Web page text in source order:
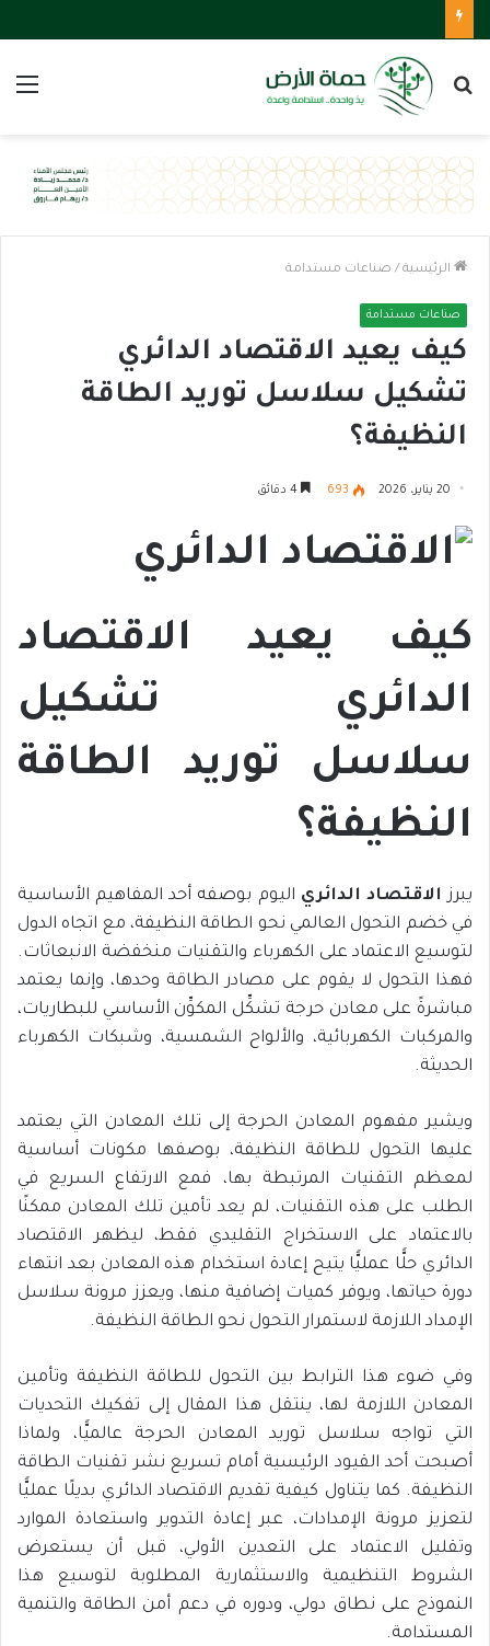
بحث
الرئيسية / صناعات مستدامة
صناعات مستدامة
كيف يعيد الاقتصاد الدائري
تشكيل سلاسل توريد الطاقة
النظيفة؟
20 يناير، 2026 693
كيف يعيد الاقتصاد
الدائري تشكيل
سلاسل توريد الطاقة
النظيفة؟
يبرز الاقتصاد الدائري اليوم بوصفه أحد المفاهيم الأساسية
في خضم التحول العالمي نحو الطاقة النظيفة، مع اتجاه الدول
لتوسيع الاعتماد على الكهرباء والتقنيات منخفضة الانبعاثات.
فهذا التحول لا يقوم على مصادر الطاقة وحدها، وإنما يعتمد
مباشرةً على معادن حرجة تشكِّل المكوِّن الأساسي للبطاريات،
والمركبات الكهربائية، والألواح الشمسية، وشبكات الكهرباء
الحديثة.
ويشير مفهوم المعادن الحرجة إلى تلك المعادن التي يعتمد
عليها التحول للطاقة النظيفة، بوصفها مكونات أساسية
لمعظم التقنيات المرتبطة بها، فمع الارتفاع السريع في
الطلب على هذه التقنيات، لم يعد تأمين تلك المعادن ممكنًا
بالاعتماد على الاستخراج التقليدي فقط، ليظهر الاقتصاد
الدائري حلًّا عمليًّا يتيح إعادة استخدام هذه المعادن بعد انتهاء
دورة حياتها، ويوفر كميات إضافية منها، ويعزز مرونة سلاسل
الإمداد اللازمة لاستمرار التحول نحو الطاقة النظيفة.
وفي ضوء هذا الترابط بين التحول للطاقة النظيفة وتأمين
المعادن اللازمة لها، ينتقل هذا المقال إلى تفكيك التحديات
التي تواجه سلاسل توريد المعادن الحرجة عالميًّا، ولماذا
أصبحت أحد القيود الرئيسية أمام تسريع نشر تقنيات الطاقة
النظيفة. كما يتناول كيفية تقديم الاقتصاد الدائري بديلًا عمليًّا
لتعزيز مرونة الإمدادات، عبر إعادة التدوير واستعادة الموارد
وتقليل الاعتماد على التعدين الأولي، قبل أن يستعرض
الشروط التنظيمية والاستثمارية المطلوبة لتوسيع هذا
النموذج على نطاق دولي، ودوره في دعم أمن الطاقة والتنمية
المستدامة.